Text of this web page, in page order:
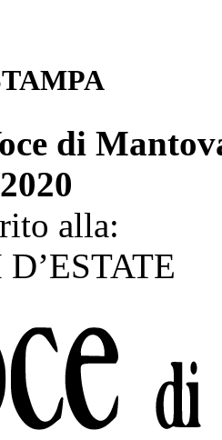
di
alla: